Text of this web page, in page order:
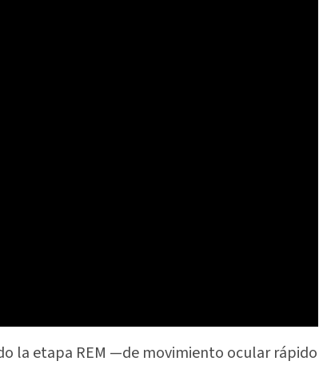
la etapa REM —de movimiento ocular rápido